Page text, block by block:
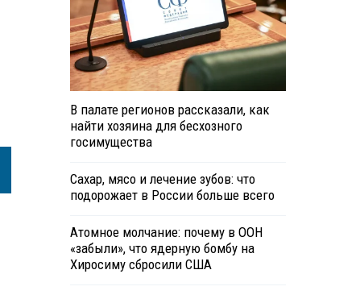
В палате регионов рассказали, как
найти хозяина для бесхозного
госимущества
Сахар, мясо и лечение зубов: что
подорожает в России больше всего
Атомное молчание: почему в ООН
«забыли», что ядерную бомбу на
Хиросиму сбросили США